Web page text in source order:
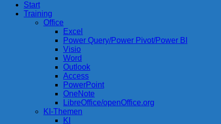
compurem
Rene Martin
Start
Training
Office
Excel
Power Query/Power Pivot/Power BI
Visio
Word
Outlook
Access
PowerPoint
OneNote
LibreOffice/openOffice.org
KI-Themen
KI